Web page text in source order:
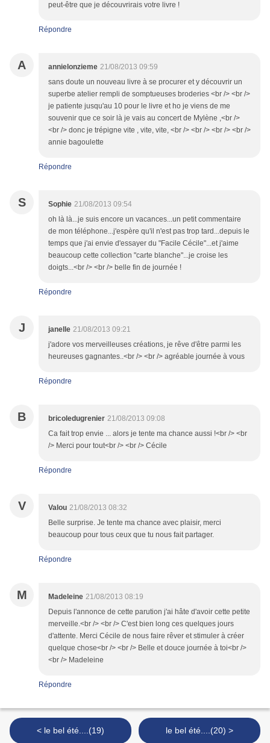
peut-être que je découvrirais votre livre !
Répondre
A annielonzieme 21/08/2013 09:59
sans doute un nouveau livre à se procurer et y découvrir un
superbe atelier rempli de somptueuses broderies <br /> <br />
je patiente jusqu'au 10 pour le livre et ho je viens de me
souvenir que ce soir là je vais au concert de Mylène ,<br />
<br /> donc je trépigne vite , vite, vite, <br /> <br /> <br /> <br />
annie bagoulette
Répondre
S Sophie 21/08/2013 09:54
oh là là...je suis encore un vacances...un petit commentaire
de mon téléphone...j'espère qu'il n'est pas trop tard...depuis le
temps que j'ai envie d'essayer du "Facile Cécile"...et j'aime
beaucoup cette collection "carte blanche"...je croise les
doigts...<br /> <br /> belle fin de journée !
Répondre
J janelle 21/08/2013 09:21
j'adore vos merveilleuses créations, je rêve d'être parmi les
heureuses gagnantes..<br /> <br /> agréable journée à vous
Répondre
B bricoledugrenier 21/08/2013 09:08
Ca fait trop envie ... alors je tente ma chance aussi !<br /> <br
/> Merci pour tout<br /> <br /> Cécile
Répondre
V Valou 21/08/2013 08:32
Belle surprise. Je tente ma chance avec plaisir, merci
beaucoup pour tous ceux que tu nous fait partager.
Répondre
M Madeleine 21/08/2013 08:19
Depuis l'annonce de cette parution j'ai hâte d'avoir cette petite
merveille.<br /> <br /> C'est bien long ces quelques jours
d'attente. Merci Cécile de nous faire rêver et stimuler à créer
quelque chose<br /> <br /> Belle et douce journée à toi<br />
<br /> Madeleine
Répondre
< le bel été....(19) le bel été....(20) >